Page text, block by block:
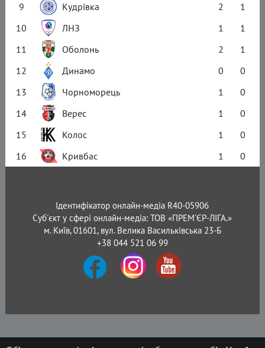
9
Кудрівка 2
1
10
ЛНЗ 1
1
11
Оболонь 2
1
12
Динамо 0
0
13
Чорноморець 1
0
14
Верес 1
0
15
Колос 1
0
16
Кривбас 1 0
Ідентифікатор онлайн-медіа R40-05906
Суб'єкт у сфері онлайн-медіа: ТОВ «ПРЕМ’ЄР-ЛІГА.»
м. Київ, 01601, вул. Велика Васильківська 23-Б
+38 044 521 06 99